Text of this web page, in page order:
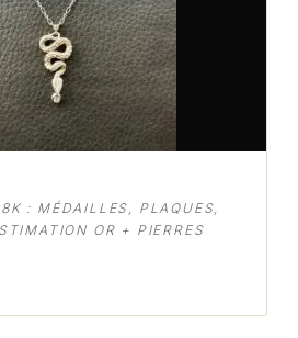
: MÉDAILLES, PLAQUES,
OR + PIERRES